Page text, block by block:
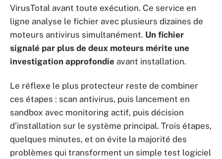
VirusTotal avant toute exécution. Ce service en
ligne analyse le fichier avec plusieurs dizaines de
moteurs antivirus simultanément. Un fichier
signalé par plus de deux moteurs mérite une
investigation approfondie avant installation.
Le réflexe le plus protecteur reste de combiner
ces étapes : scan antivirus, puis lancement en
sandbox avec monitoring actif, puis décision
d’installation sur le système principal. Trois étapes,
quelques minutes, et on évite la majorité des
problèmes qui transforment un simple test logiciel